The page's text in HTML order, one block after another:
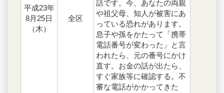
平成23年
8月25日
（木）
全区
話です。今、あなたの両親
や祖父母、知人が被害にあ
っている恐れがあります。
息子や孫をかたって「携帯
電話番号が変わった」と言
われたら、元の番号にかけ
直す。お金の話が出たら、
すぐ家族等に確認する。不
審な電話がかかってきた